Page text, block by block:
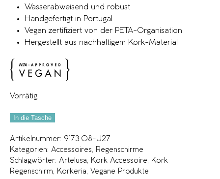
Wasserabweisend und robust
Handgefertigt in Portugal
Vegan zertifiziert von der PETA-Organisation
Hergestellt aus nachhaltigem Kork-Material
Vorrätig
In die Tasche
Artikelnummer: 9173.08-U27
Kategorien: Accessoires, Regenschirme
Schlagwörter: Artelusa, Kork Accessoire, Kork
Regenschirm, Korkeria, Vegane Produkte